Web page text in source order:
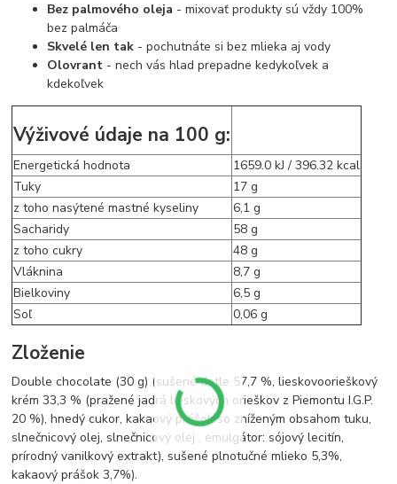
Bez palmového oleja - mixovať produkty sú vždy 100%
bez palmáča
Skvelé len tak - pochutnáte si bez mlieka aj vody
Olovrant - nech vás hlad prepadne kedykoľvek a
kdekoľvek
Výživové údaje na 100 g:
Energetická hodnota
1659.0 kJ / 396.32 kcal
Tuky
17 g
z toho nasýtené mastné kyseliny
6,1 g
Sacharidy
58 g
z toho cukry
48 g
Vláknina
8,7 g
Bielkoviny
6,5 g
Soľ
0,06 g
Zloženie
Double chocolate (30 g) (sušené datle 57,7 %, lieskovoorieškový
krém 33,3 % (pražené jadrá lieskových orieškov z Piemontu I.G.P.
20 %), hnedý cukor, kakaový prášok so zníženým obsahom tuku,
slnečnicový olej, slnečnicový olej , emulgátor: sójový lecitín,
prírodný vanilkový extrakt), sušené plnotučné mlieko 5,3%,
kakaový prášok 3,7%).